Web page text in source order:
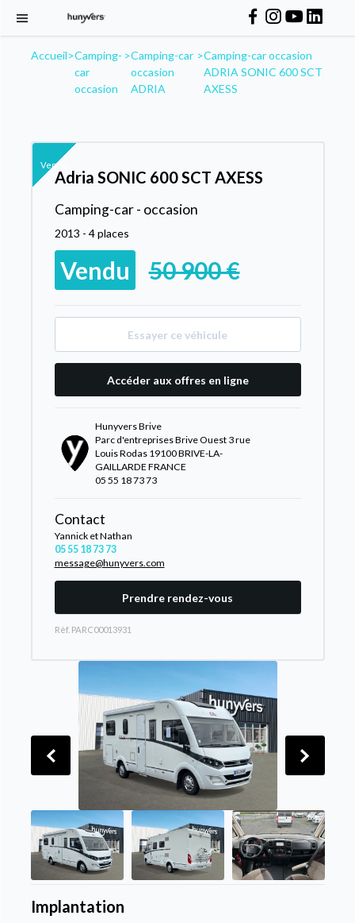
Accueil>Camping-
car
occasion
>Camping-car
occasion
ADRIA
>Camping-car occasion
ADRIA SONIC 600 SCT
AXESS
Vendu
Adria SONIC 600 SCT AXESS
Camping-car - occasion
2013 - 4 places
Vendu 50 900 €
Essayer ce véhicule
Accéder aux offres en ligne
Hunyvers Brive
Parc d'entreprises Brive Ouest 3 rue
Louis Rodas 19100 BRIVE-LA-
GAILLARDE FRANCE
05 55 18 73 73
Contact
Yannick et Nathan
05 55 18 73 73
message@hunyvers.com
Prendre rendez-vous
Rèf. PARC00013931
Implantation